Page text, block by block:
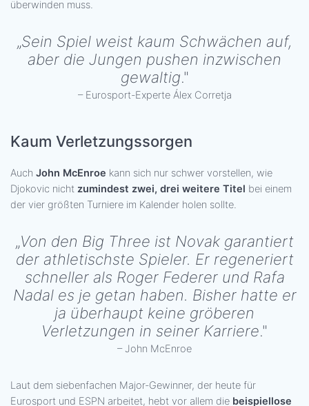
überwinden muss.
„Sein Spiel weist kaum Schwächen auf,
aber die Jungen pushen inzwischen
gewaltig."
– Eurosport-Experte Álex Corretja
Kaum Verletzungssorgen
Auch John McEnroe kann sich nur schwer vorstellen, wie
Djokovic nicht zumindest zwei, drei weitere Titel bei einem
der vier größten Turniere im Kalender holen sollte.
„Von den Big Three ist Novak garantiert
der athletischste Spieler. Er regeneriert
schneller als Roger Federer und Rafa
Nadal es je getan haben. Bisher hatte er
ja überhaupt keine gröberen
Verletzungen in seiner Karriere."
– John McEnroe
Laut dem siebenfachen Major-Gewinner, der heute für
Eurosport und ESPN arbeitet, hebt vor allem die beispiellose